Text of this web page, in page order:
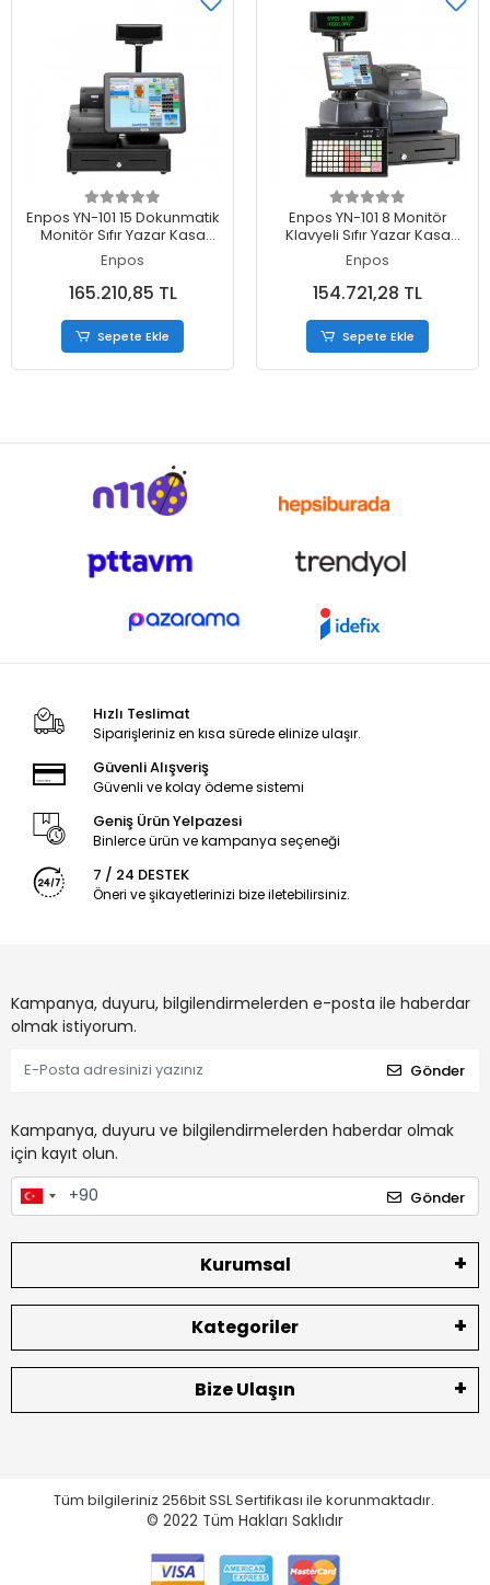
Sepete Ekle
Enpos YN-101 15 Dokunmatik
Monitör Sıfır Yazar Kasa
ÖKC
Enpos
165.210,85 TL
Sepete Ekle
Sepete Ekle
Enpos YN-101 8 Monitör
Klavyeli Sıfır Yazar Kasa
ÖKC
Enpos
154.721,28 TL
Sepete Ekle
Hızlı Teslimat
Siparişleriniz en kısa sürede elinize ulaşır.
Güvenli Alışveriş
Güvenli ve kolay ödeme sistemi
Geniş Ürün Yelpazesi
Binlerce ürün ve kampanya seçeneği
7 / 24 DESTEK
Öneri ve şikayetlerinizi bize iletebilirsiniz.
Kampanya, duyuru, bilgilendirmelerden e-posta ile haberdar
olmak istiyorum.
Gönder
Kampanya, duyuru ve bilgilendirmelerden haberdar olmak
için kayıt olun.
Gönder
Kurumsal
Kategoriler
Bize Ulaşın
Tüm bilgileriniz 256bit SSL Sertifikası ile korunmaktadır.
© 2022 Tüm Hakları Saklıdır